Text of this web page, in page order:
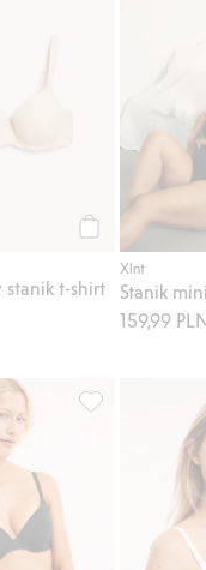
stanik t-shirt
Xlnt
Stanik
159,99
na fiszbinach, z
Biustonosz